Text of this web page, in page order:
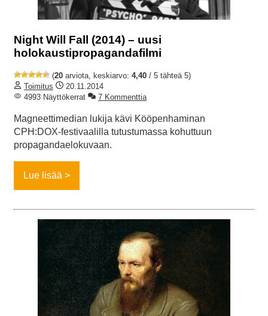
Night Will Fall (2014) – uusi
holokaustipropagandafilmi
(20 arviota, keskiarvo: 4,40 / 5 tähteä 5)
Toimitus
20.11.2014
4993 Näyttökerrat
7 Kommenttia
Magneettimedian lukija kävi Kööpenhaminan
CPH:DOX-festivaalilla tutustumassa kohuttuun
propagandaelokuvaan.
Lue lisää